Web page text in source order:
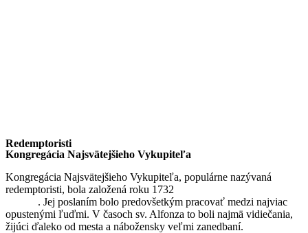
Redemptoristi
Kongregácia Najsvätejšieho Vykupiteľa
Kongregácia Najsvätejšieho Vykupiteľa, populárne nazývaná
redemptoristi, bola založená roku 1732
. Jej poslaním bolo predovšetkým pracovať medzi najviac
opustenými ľuďmi. V časoch sv. Alfonza to boli najmä vidiečania,
žijúci ďaleko od mesta a nábožensky veľmi zanedbaní.